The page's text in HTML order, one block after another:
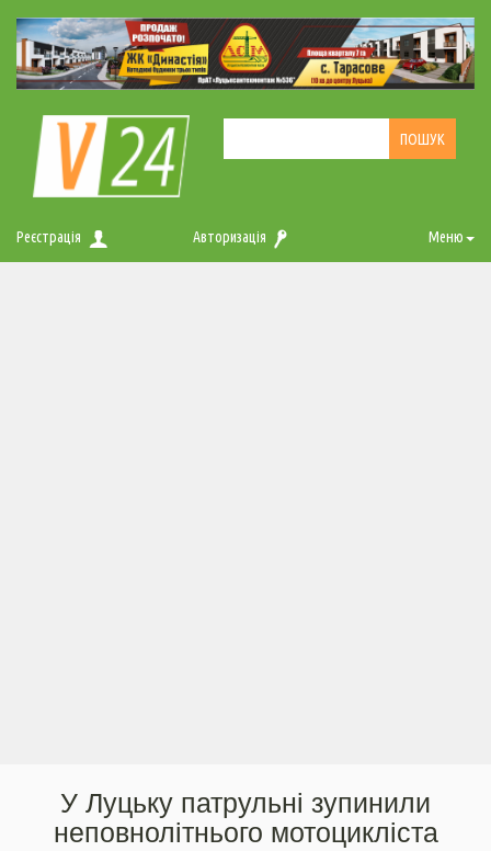
Реєстрація Авторизація Меню
У Луцьку патрульні зупинили
неповнолітнього мотоцикліста